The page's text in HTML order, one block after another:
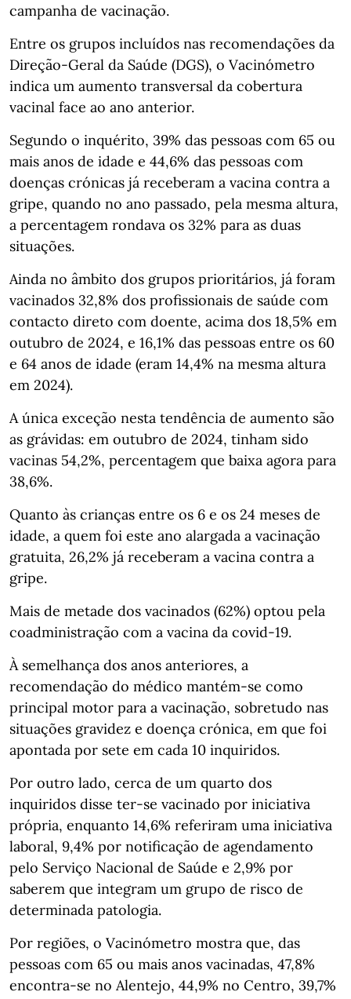
campanha de vacinação.
Entre os grupos incluídos nas recomendações da
Direção-Geral da Saúde (DGS), o Vacinómetro
indica um aumento transversal da cobertura
vacinal face ao ano anterior.
Segundo o inquérito, 39% das pessoas com 65 ou
mais anos de idade e 44,6% das pessoas com
doenças crónicas já receberam a vacina contra a
gripe, quando no ano passado, pela mesma altura,
a percentagem rondava os 32% para as duas
situações.
Ainda no âmbito dos grupos prioritários, já foram
vacinados 32,8% dos profissionais de saúde com
contacto direto com doente, acima dos 18,5% em
outubro de 2024, e 16,1% das pessoas entre os 60
e 64 anos de idade (eram 14,4% na mesma altura
em 2024).
A única exceção nesta tendência de aumento são
as grávidas: em outubro de 2024, tinham sido
vacinas 54,2%, percentagem que baixa agora para
38,6%.
Quanto às crianças entre os 6 e os 24 meses de
idade, a quem foi este ano alargada a vacinação
gratuita, 26,2% já receberam a vacina contra a
gripe.
Mais de metade dos vacinados (62%) optou pela
coadministração com a vacina da covid-19.
À semelhança dos anos anteriores, a
recomendação do médico mantém-se como
principal motor para a vacinação, sobretudo nas
situações gravidez e doença crónica, em que foi
apontada por sete em cada 10 inquiridos.
Por outro lado, cerca de um quarto dos
inquiridos disse ter-se vacinado por iniciativa
própria, enquanto 14,6% referiram uma iniciativa
laboral, 9,4% por notificação de agendamento
pelo Serviço Nacional de Saúde e 2,9% por
saberem que integram um grupo de risco de
determinada patologia.
Por regiões, o Vacinómetro mostra que, das
pessoas com 65 ou mais anos vacinadas, 47,8%
encontra-se no Alentejo, 44,9% no Centro, 39,7%